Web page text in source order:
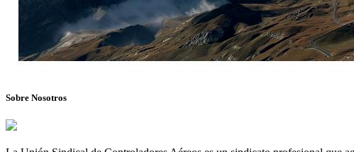
Sobre Nosotros